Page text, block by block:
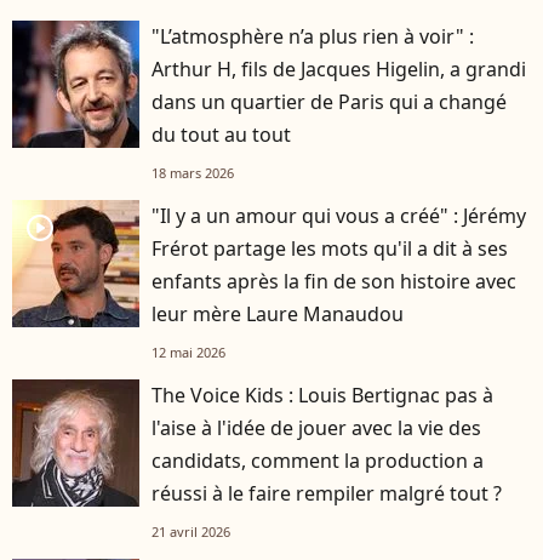
"L’atmosphère n’a plus rien à voir" :
Arthur H, fils de Jacques Higelin, a grandi
dans un quartier de Paris qui a changé
du tout au tout
18 mars 2026
player2
"Il y a un amour qui vous a créé" : Jérémy
Frérot partage les mots qu'il a dit à ses
enfants après la fin de son histoire avec
leur mère Laure Manaudou
12 mai 2026
The Voice Kids : Louis Bertignac pas à
l'aise à l'idée de jouer avec la vie des
candidats, comment la production a
réussi à le faire rempiler malgré tout ?
21 avril 2026